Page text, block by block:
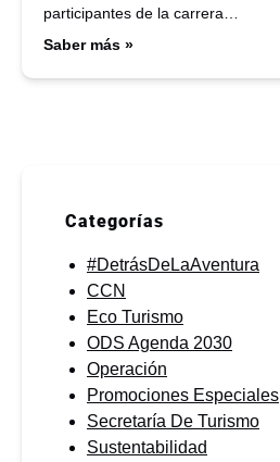
participantes de la carrera…
Saber más »
Categorías
#DetrásDeLaAventura
CCN
Eco Turismo
ODS Agenda 2030
Operación
Promociones Especiales
Secretaría De Turismo
Sustentabilidad